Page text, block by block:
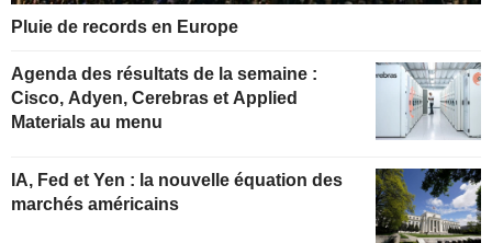
Pluie de records en Europe
Agenda des résultats de la semaine :
Cisco, Adyen, Cerebras et Applied
Materials au menu
IA, Fed et Yen : la nouvelle équation des
marchés américains